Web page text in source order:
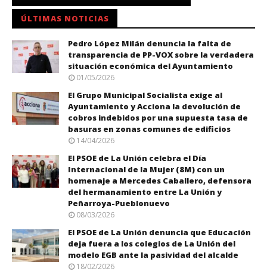
ÚLTIMAS NOTICIAS
Pedro López Milán denuncia la falta de
transparencia de PP-VOX sobre la verdadera
situación económica del Ayuntamiento
01/05/2026
El Grupo Municipal Socialista exige al
Ayuntamiento y Acciona la devolución de
cobros indebidos por una supuesta tasa de
basuras en zonas comunes de edificios
14/04/2026
El PSOE de La Unión celebra el Día
Internacional de la Mujer (8M) con un
homenaje a Mercedes Caballero, defensora
del hermanamiento entre La Unión y
Peñarroya-Pueblonuevo
08/03/2026
El PSOE de La Unión denuncia que Educación
deja fuera a los colegios de La Unión del
modelo EGB ante la pasividad del alcalde
18/02/2026